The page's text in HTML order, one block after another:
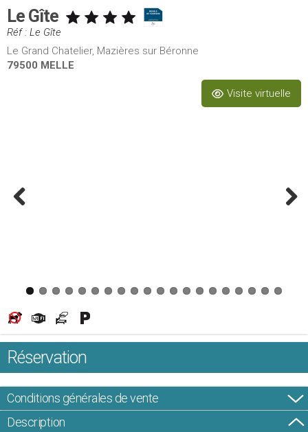
Le Gîte
Réf : Le Gîte
Le Grand Chatelier, Mazières sur Béronne
79500 MELLE
Visite virtuelle
Réservation
Conditions générales de vente
Description